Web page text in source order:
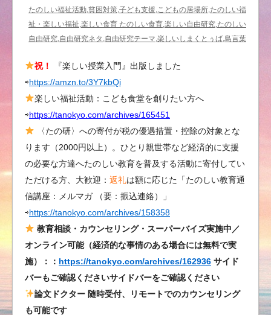
たのしい福祉活動,貧困対策,子ども支援,こどもの居場所,たのしい福
祉・楽しい福祉,楽しい食育 たのしい食育,楽しい自由研究,たのしい
自由研究,自由研究ネタ,自由研究テーマ,楽しいしまくとぅば,島言葉
祝！
『楽しい授業入門』出版しました
⇨https://amzn.to/3Y7kbQi
楽しい福祉活動：こども食堂を創りたい方へ
⇨https://tanokyo.com/archives/165451
〈たの研〉への寄付が税の優遇措置・控除の対象とな
ります（2000円以上）。ひとり親世帯など経済的に支援
の必要な方達へたのしい教育を普及する活動に寄付してい
ただける方、大歓迎： 返礼は額に応じた「たのしい教育通
信講座：メルマガ （要：振込連絡）」
⇨https://tanokyo.com/archives/158358
教育相談・カウンセリング・スーパーバイズ実施中／
オンライン可能（経済的な事情のある場合には無料で実
施）：： https://tanokyo.com/archives/162936 サイド
バーもご確認くださいサイドバーをご確認ください
論文ドクター 随時受付、リモートでのカウンセリング
も可能です